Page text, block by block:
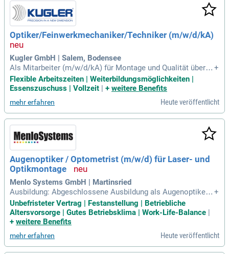
Optiker/Feinwerkmechaniker/Techniker (m/w/d/kA)
Kugler GmbH | Salem, Bodensee
Als Mitarbeiter (m/w/d/kA) für Montage und Qualität überni
mmst du die Verantwortung für hochkomplexe Präzisionsba
uteile in der Optik. Dein technisches Verständnis und deine
unktion und Präzision. Du begleitest Bauteile durch den ges
amten Fertigungsprozess und arbeitest eng mit der Fertigun
g zusammen. Zu deinen Aufgaben gehören die präzise interf
erometrische Messung sowie das fachgerechte Reinigen un
d Verpacken der Optiken. Besondere Aufmerksamkeit gilt d
er Freigabe vor und nach dem Beschichtungsprozess. Dein
Beitrag sichert die Qualität und Zuverlässigkeit unserer Prod
ukte und macht dich zu einem unverzichtbaren Teammitglie
d.
+
Flexible Arbeitszeiten | Weiterbildungsmöglichkeiten |
Essenszuschuss | Vollzeit | + weitere Benefits
mehr erfahren Heute veröffentlicht
Augenoptiker / Optometrist (m/w/d) für Laser- und
Optikmontage
Menlo Systems GmbH | Martinsried
Ausbildung: Abgeschlossene Ausbildung als Augenoptiker,
Augenoptikermeister, Optometrist oder Feinoptiker. Qualifik
ation: Erste Erfahrung im Bereich Feinmechanik, Optik oder
Präzisionsmontage ist von Vorteil.
+
Unbefristeter Vertrag | Festanstellung | Betriebliche
Altersvorsorge | Gutes Betriebsklima | Work-Life-Balance
+ weitere Benefits
mehr erfahren Heute veröffentlicht